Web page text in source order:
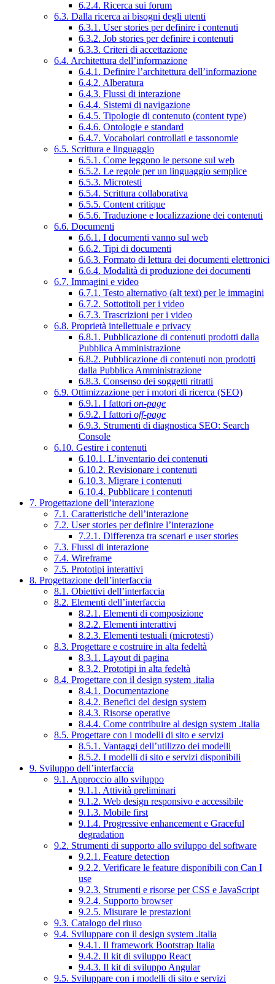
6.2.4. Ricerca sui forum
6.3. Dalla ricerca ai bisogni degli utenti
6.3.1. User stories per definire i contenuti
6.3.2. Job stories per definire i contenuti
6.3.3. Criteri di accettazione
6.4. Architettura dell’informazione
6.4.1. Definire l’architettura dell’informazione
6.4.2. Alberatura
6.4.3. Flussi di interazione
6.4.4. Sistemi di navigazione
6.4.5. Tipologie di contenuto (content type)
6.4.6. Ontologie e standard
6.4.7. Vocabolari controllati e tassonomie
6.5. Scrittura e linguaggio
6.5.1. Come leggono le persone sul web
6.5.2. Le regole per un linguaggio semplice
6.5.3. Microtesti
6.5.4. Scrittura collaborativa
6.5.5. Content critique
6.5.6. Traduzione e localizzazione dei contenuti
6.6. Documenti
6.6.1. I documenti vanno sul web
6.6.2. Tipi di documenti
6.6.3. Formato di lettura dei documenti elettronici
6.6.4. Modalità di produzione dei documenti
6.7. Immagini e video
6.7.1. Testo alternativo (alt text) per le immagini
6.7.2. Sottotitoli per i video
6.7.3. Trascrizioni per i video
6.8. Proprietà intellettuale e privacy
6.8.1. Pubblicazione di contenuti prodotti dalla
Pubblica Amministrazione
6.8.2. Pubblicazione di contenuti non prodotti
dalla Pubblica Amministrazione
6.8.3. Consenso dei soggetti ritratti
6.9. Ottimizzazione per i motori di ricerca (SEO)
6.9.1. I fattori on-page
6.9.2. I fattori off-page
6.9.3. Strumenti di diagnostica SEO: Search
Console
6.10. Gestire i contenuti
6.10.1. L’inventario dei contenuti
6.10.2. Revisionare i contenuti
6.10.3. Migrare i contenuti
6.10.4. Pubblicare i contenuti
7. Progettazione dell’interazione
7.1. Caratteristiche dell’interazione
7.2. User stories per definire l’interazione
7.2.1. Differenza tra scenari e user stories
7.3. Flussi di interazione
7.4. Wireframe
7.5. Prototipi interattivi
8. Progettazione dell’interfaccia
8.1. Obiettivi dell’interfaccia
8.2. Elementi dell’interfaccia
8.2.1. Elementi di composizione
8.2.2. Elementi interattivi
8.2.3. Elementi testuali (microtesti)
8.3. Progettare e costruire in alta fedeltà
8.3.1. Layout di pagina
8.3.2. Prototipi in alta fedeltà
8.4. Progettare con il design system .italia
8.4.1. Documentazione
8.4.2. Benefici del design system
8.4.3. Risorse operative
8.4.4. Come contribuire al design system .italia
8.5. Progettare con i modelli di sito e servizi
8.5.1. Vantaggi dell’utilizzo dei modelli
8.5.2. I modelli di sito e servizi disponibili
9. Sviluppo dell’interfaccia
9.1. Approccio allo sviluppo
9.1.1. Attività preliminari
9.1.2. Web design responsivo e accessibile
9.1.3. Mobile first
9.1.4. Progressive enhancement e Graceful
degradation
9.2. Strumenti di supporto allo sviluppo del software
9.2.1. Feature detection
9.2.2. Verificare le feature disponibili con Can I
use
9.2.3. Strumenti e risorse per CSS e JavaScript
9.2.4. Supporto browser
9.2.5. Misurare le prestazioni
9.3. Catalogo del riuso
9.4. Sviluppare con il design system .italia
9.4.1. Il framework Bootstrap Italia
9.4.2. Il kit di sviluppo React
9.4.3. Il kit di sviluppo Angular
9.5. Sviluppare con i modelli di sito e servizi